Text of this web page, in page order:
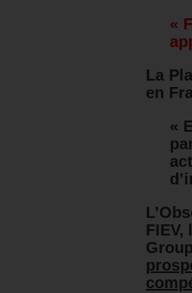
«
La
en
«